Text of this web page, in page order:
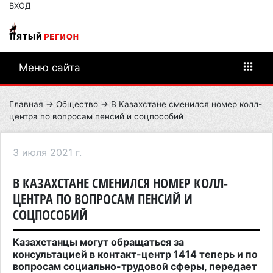
ВХОД
Меню сайта
Главная → Общество → В Казахстане сменился номер колл-
центра по вопросам пенсий и соцпособий
3 июля 2021 г.
В КАЗАХСТАНЕ СМЕНИЛСЯ НОМЕР КОЛЛ-
ЦЕНТРА ПО ВОПРОСАМ ПЕНСИЙ И
СОЦПОСОБИЙ
Казахстанцы могут обращаться за
консультацией в контакт-центр 1414 теперь и по
вопросам социально-трудовой сферы, передает